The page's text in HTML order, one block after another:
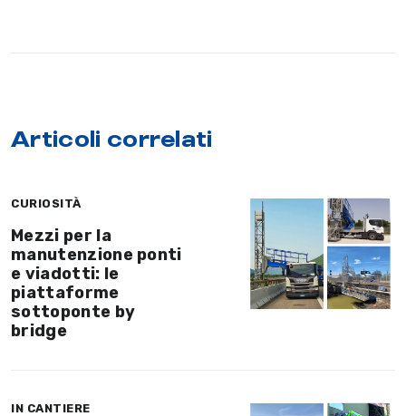
Articoli correlati
CURIOSITÀ
Mezzi per la
manutenzione ponti
e viadotti: le
piattaforme
sottoponte by
bridge
IN CANTIERE